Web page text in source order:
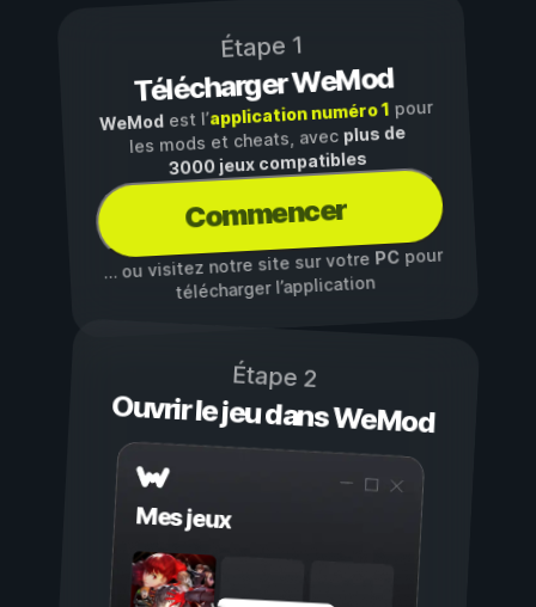
Étape 1
Télécharger WeMod
WeModest l’application numéro 1pour
les mods et cheats, avec plus de
3000 jeux compatibles
Commencer
… ou visitez notre site sur votre PCpour
télécharger l’application
Étape 2
Ouvrir le jeu dans WeMod
Mes jeux